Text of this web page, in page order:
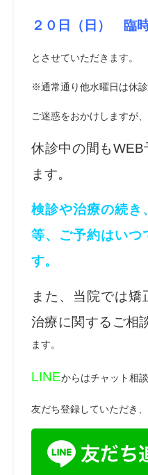
２０日（日） 臨
とさせていただきます。
※通常通り他水曜日は休診
ご迷惑をおかけしますが
休診中の間もWEB
ます。
検診や治療の続き
等、ご予約はいつ
す。
また、当院では矯
治療に関するご相
ます。
LINEからはチャット相
友だち登録していただき